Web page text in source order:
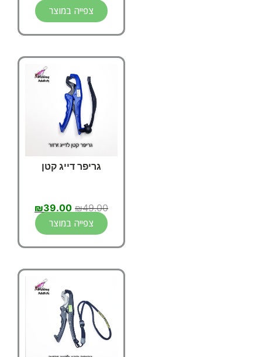
צפייה במוצר
גריפר דייג קטן
₪49.00
₪39.00
צפייה במוצר